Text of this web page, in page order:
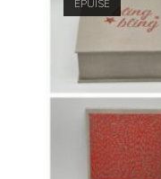
ÉPUISÉ